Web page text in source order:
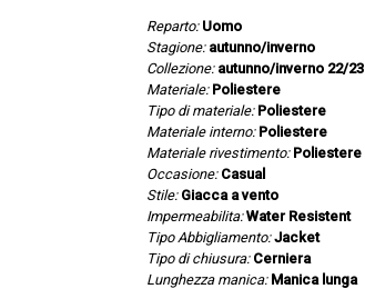
Reparto: Uomo
Stagione: autunno/inverno
Collezione: autunno/inverno 22/23
Materiale: Poliestere
Tipo di materiale: Poliestere
Materiale interno: Poliestere
Materiale rivestimento: Poliestere
Occasione: Casual
Stile: Giacca a vento
Impermeabilita: Water Resistent
Tipo Abbigliamento: Jacket
Tipo di chiusura: Cerniera
Lunghezza manica: Manica lunga